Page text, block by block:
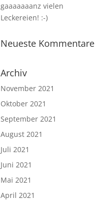
gaaaaaaanz vielen
Leckereien! :-)
Neueste Kommentare
Archiv
November 2021
Oktober 2021
September 2021
August 2021
Juli 2021
Juni 2021
Mai 2021
April 2021